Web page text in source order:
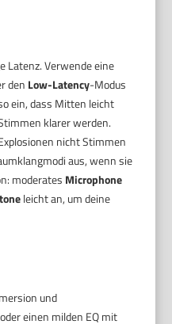
Latenz. Verwende eine
den Low-Latency-Modus
ein, dass Mitten leicht
klarer werden.
nicht Stimmen
aus, wenn sie
moderates Microphone
leicht an, um deine
und
einen milden EQ mit